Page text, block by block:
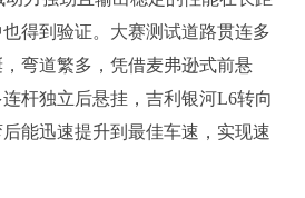
得到验证。大赛测试道路贯连多
弯道繁多，凭借麦弗逊式前悬
杆独立后悬挂，吉利银河L6转向
能迅速提升到最佳车速，实现速